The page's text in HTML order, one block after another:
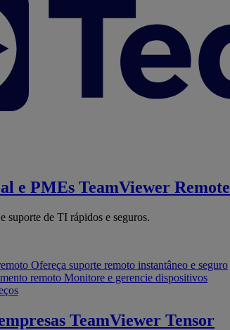
e PMEs TeamViewer Remote
suporte de TI rápidos e seguros.
Ofereça suporte remoto instantâneo e seguro
remoto Monitore e gerencie dispositivos
TeamViewer Tensor